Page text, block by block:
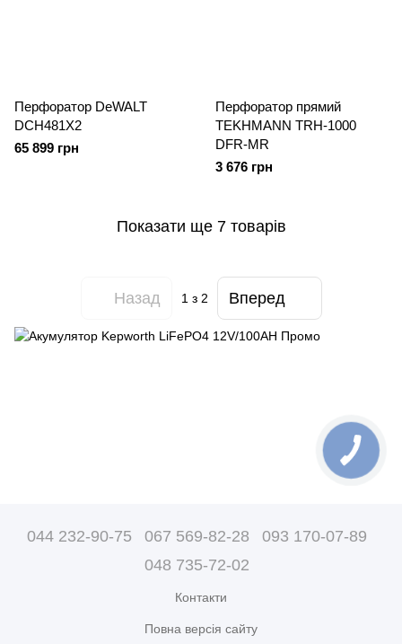
Перфоратор DeWALT
DCH481X2
65 899 грн
Перфоратор прямий
TEKHMANN TRH-1000
DFR-MR
3 676 грн
Показати ще 7 товарів
Назад 1 з 2 Вперед
044 232-90-75 067 569-82-28
093 170-07-89
048 735-72-02
Контакти
Повна версія сайту